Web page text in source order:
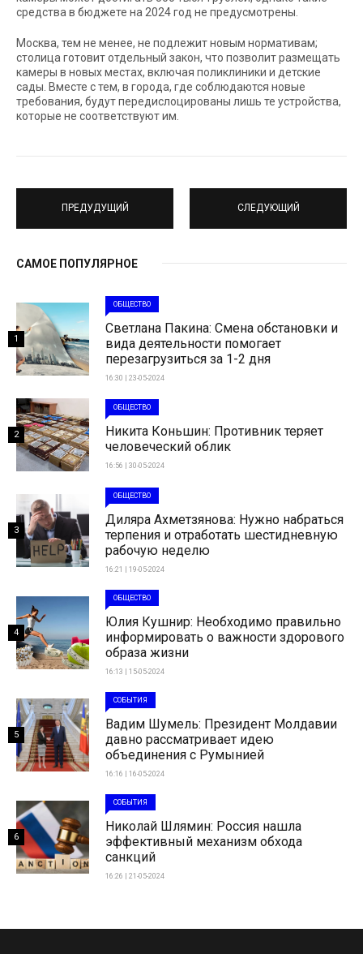
средства в бюджете на 2024 год не предусмотрены.
Москва, тем не менее, не подлежит новым нормативам;
столица готовит отдельный закон, что позволит размещать
камеры в новых местах, включая поликлиники и детские
сады. Вместе с тем, в города, где соблюдаются новые
требования, будут передислоцированы лишь те устройства,
которые не соответствуют им.
ПРЕДУДУЩИЙ СЛЕДУЮЩИЙ
САМОЕ ПОПУЛЯРНОЕ
ОБЩЕСТВО
Светлана Пакина: Смена обстановки и
вида деятельности помогает
перезагрузиться за 1-2 дня
16:30 | 23-05-2024
1
ОБЩЕСТВО
Никита Коньшин: Противник теряет
человеческий облик
16:56 | 30-05-2024
2
ОБЩЕСТВО
Диляра Ахметзянова: Нужно набраться
терпения и отработать шестидневную
рабочую неделю
16:21 | 19-05-2024
3
ОБЩЕСТВО
Юлия Кушнир: Необходимо правильно
информировать о важности здорового
образа жизни
16:13 | 15-05-2024
4
СОБЫТИЯ
Вадим Шумель: Президент Молдавии
давно рассматривает идею
объединения с Румынией
16:16 | 16-05-2024
5
СОБЫТИЯ
Николай Шлямин: Россия нашла
эффективный механизм обхода
санкций
16:26 | 21-05-2024
6